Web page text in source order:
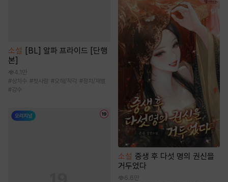
소설 [BL] 알파 프라이드 [단행
본]
4.1만
#상처수 #첫사랑 #오해/착각 #정치/재벌
#강수
소설 중생 후 다섯 명의 권신을
거두었다
6.6만